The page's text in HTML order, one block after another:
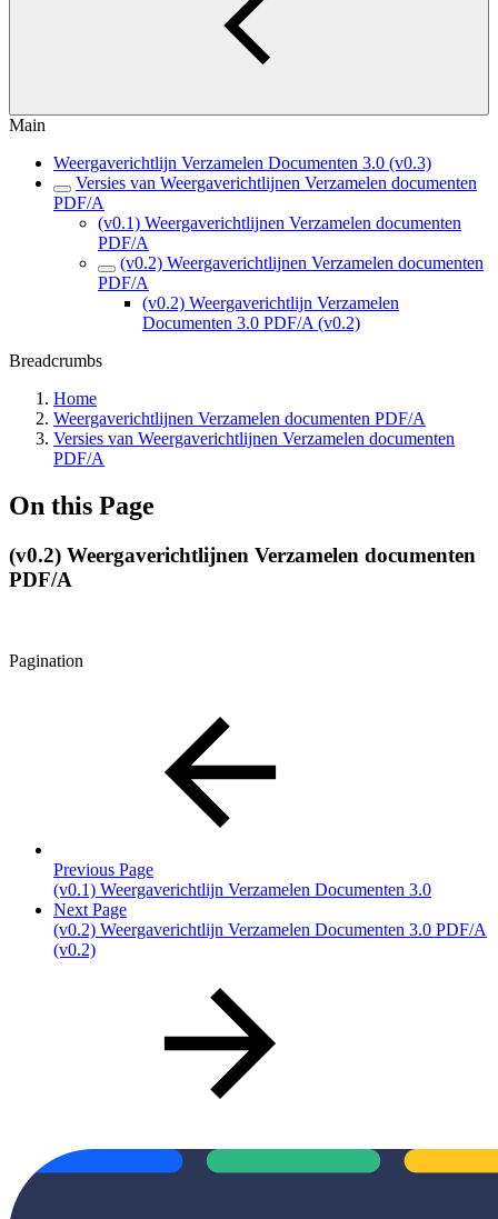
Main
Weergaverichtlijn Verzamelen Documenten 3.0 (v0.3)
Versies van Weergaverichtlijnen Verzamelen documenten
PDF/A
(v0.1) Weergaverichtlijnen Verzamelen documenten
PDF/A
(v0.2) Weergaverichtlijnen Verzamelen documenten
PDF/A
(v0.2) Weergaverichtlijn Verzamelen
Documenten 3.0 PDF/A (v0.2)
Breadcrumbs
Home
Weergaverichtlijnen Verzamelen documenten PDF/A
Versies van Weergaverichtlijnen Verzamelen documenten
PDF/A
On this Page
(v0.2) Weergaverichtlijnen Verzamelen documenten
PDF/A
Pagination
Previous Page
(v0.1) Weergaverichtlijn Verzamelen Documenten 3.0
Next Page
(v0.2) Weergaverichtlijn Verzamelen Documenten 3.0 PDF/A
(v0.2)